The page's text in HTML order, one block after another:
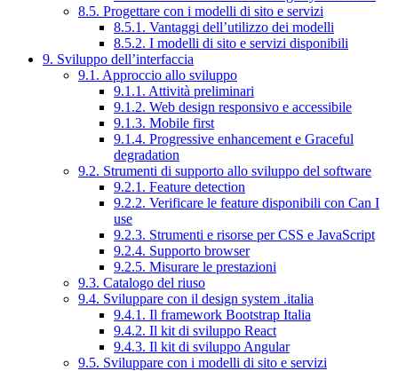
8.5. Progettare con i modelli di sito e servizi
8.5.1. Vantaggi dell’utilizzo dei modelli
8.5.2. I modelli di sito e servizi disponibili
9. Sviluppo dell’interfaccia
9.1. Approccio allo sviluppo
9.1.1. Attività preliminari
9.1.2. Web design responsivo e accessibile
9.1.3. Mobile first
9.1.4. Progressive enhancement e Graceful
degradation
9.2. Strumenti di supporto allo sviluppo del software
9.2.1. Feature detection
9.2.2. Verificare le feature disponibili con Can I
use
9.2.3. Strumenti e risorse per CSS e JavaScript
9.2.4. Supporto browser
9.2.5. Misurare le prestazioni
9.3. Catalogo del riuso
9.4. Sviluppare con il design system .italia
9.4.1. Il framework Bootstrap Italia
9.4.2. Il kit di sviluppo React
9.4.3. Il kit di sviluppo Angular
9.5. Sviluppare con i modelli di sito e servizi